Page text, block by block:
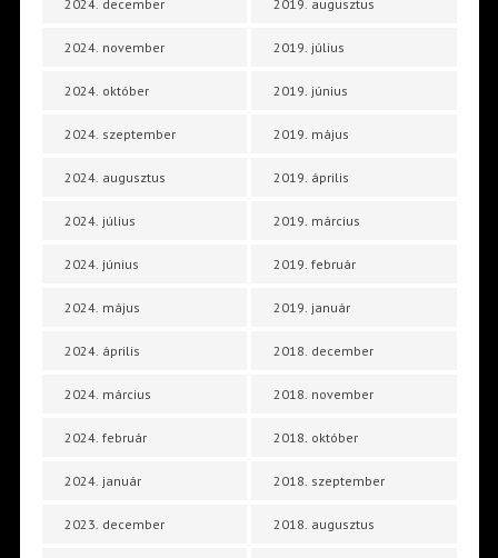
2024. december
2024. november
2024. október
2024. szeptember
2024. augusztus
2024. július
2024. június
2024. május
2024. április
2024. március
2024. február
2024. január
2023. december
2019. augusztus
2019. július
2019. június
2019. május
2019. április
2019. március
2019. február
2019. január
2018. december
2018. november
2018. október
2018. szeptember
2018. augusztus